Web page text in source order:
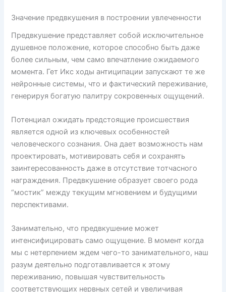
Значение предвкушения в построении увлеченности
Предвкушение представляет собой исключительное
душевное положение, которое способно быть даже
более сильным, чем само впечатление ожидаемого
момента. Гет Икс ходы антиципации запускают те же
нейронные системы, что и фактический переживание,
генерируя богатую палитру сокровенных ощущений.
Потенциал ожидать предстоящие происшествия
является одной из ключевых особенностей
человеческого сознания. Она дает возможность нам
проектировать, мотивировать себя и сохранять
заинтересованность даже в отсутствие тотчасного
награждения. Предвкушение образует своего рода
“мостик” между текущим мгновением и будущими
перспективами.
Занимательно, что предвкушение может
интенсифицировать само ощущение. В момент когда
мы с нетерпением ждем чего-то занимательного, наш
разум деятельно подготавливается к этому
переживанию, повышая чувствительность
соответствующих нервных сетей и увеличивая